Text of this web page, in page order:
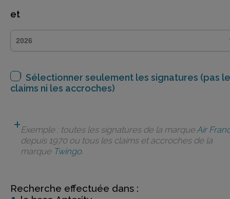
et
Sélectionner seulement les signatures (pas
claims ni les accroches)
Exemple : toutes les signatures de la marqueAir
depuis 1970 ou tous les claims et accroches de la
marque Twingo.
Recherche effectuée dans :